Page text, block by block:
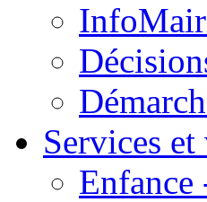
Services
Enfance